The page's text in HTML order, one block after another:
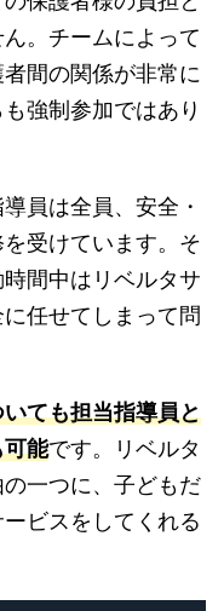
。チームによって
間の関係が非常に
強制参加ではあり
員は全員、安全・
受けています。そ
間中はリベルタサ
任せてしまって問
ても担当指導員と
能です。リベルタ
一つに、子どもだ
ビスをしてくれる